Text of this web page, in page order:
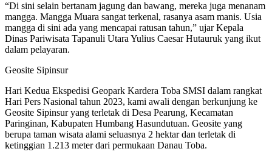
“Di sini selain bertanam jagung dan bawang, mereka juga menanam
mangga. Mangga Muara sangat terkenal, rasanya asam manis. Usia
mangga di sini ada yang mencapai ratusan tahun,” ujar Kepala
Dinas Pariwisata Tapanuli Utara Yulius Caesar Hutauruk yang ikut
dalam pelayaran.
Geosite Sipinsur
Hari Kedua Ekspedisi Geopark Kardera Toba SMSI dalam rangkat
Hari Pers Nasional tahun 2023, kami awali dengan berkunjung ke
Geosite Sipinsur yang terletak di Desa Pearung, Kecamatan
Paringinan, Kabupaten Humbang Hasundutuan. Geosite yang
berupa taman wisata alami seluasnya 2 hektar dan terletak di
ketinggian 1.213 meter dari permukaan Danau Toba.